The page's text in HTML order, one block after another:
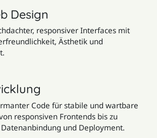
Design
responsiver Interfaces mit
Ästhetik und
Code für stabile und wartbare
responsiven Frontends bis zu
und Deployment.